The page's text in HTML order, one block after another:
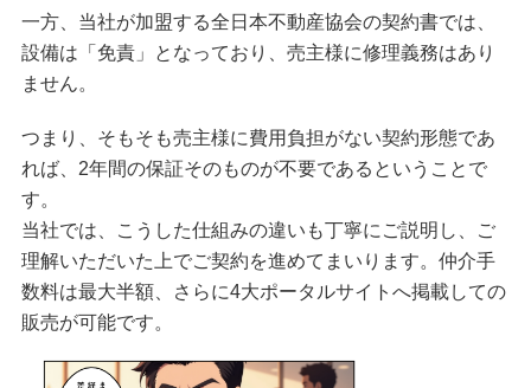
一方、 当社が加盟する全日本不動産協会の契約書では、
設備は「免責」となっており、売主様に修理義務はあり
ません。
つまり、 そもそも売主様に費用負担がない契約形態であ
れば、2年間の保証そのものが不要であるということで
す。
当社では、こうした仕組みの違いも丁寧にご説明し、ご
理解いただいた上でご契約を進めてまいります。 仲介手
数料は最大半額、さらに4大ポータルサイトへ掲載しての
販売が可能です。